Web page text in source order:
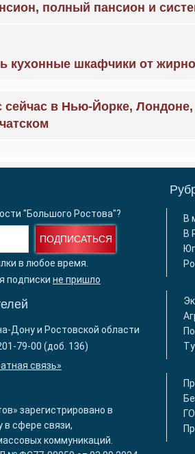
полный пансион и
кухонные шкафчики от
сейчас в Нью-Йорке,
"Большого Ростова"?
ПОДПИСАТЬСЯ
в любое время.
подписки не пришло
Дону и Ростовской области
79-00 (доб. 136)
связь»
зарегистрировано в
в сфере связи,
коммуникаций.
В
В